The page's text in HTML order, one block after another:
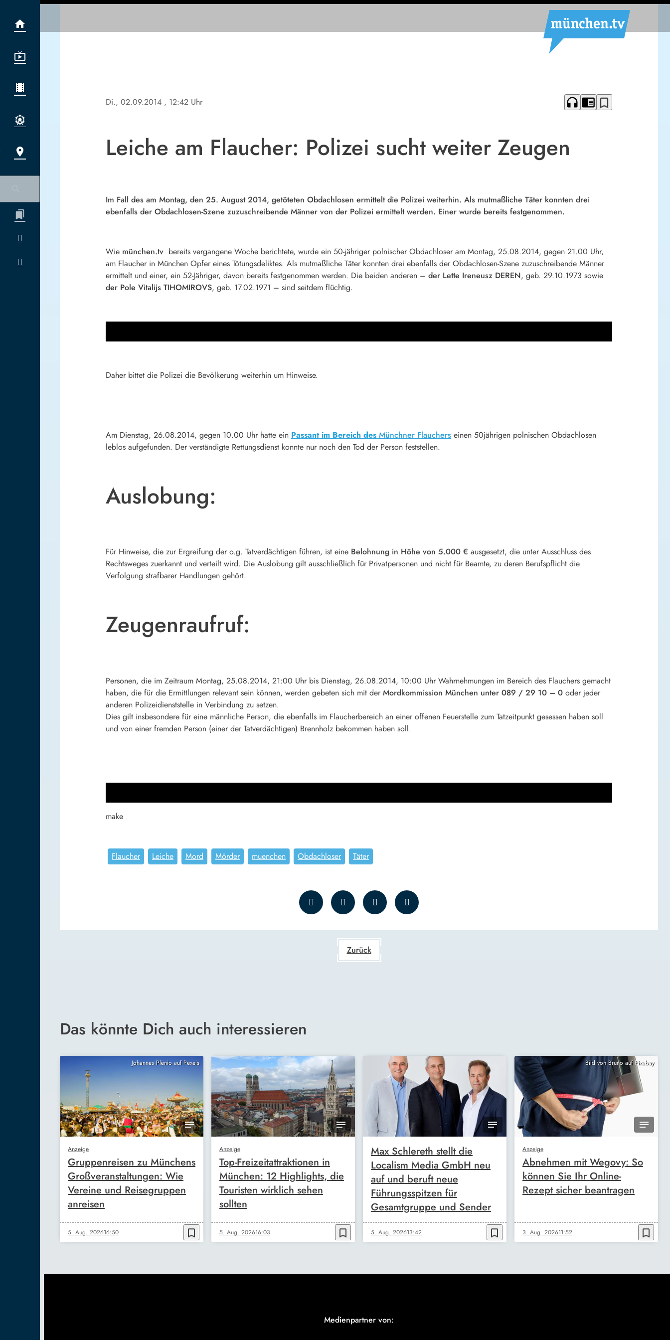
Di., 02.09.2014 , 12:42 Uhr headphones chrome_reader_mode bookmark_border
Leiche am Flaucher: Polizei sucht weiter Zeugen
Im Fall des am Montag, den 25. August 2014, getöteten Obdachlosen ermittelt die Polizei weiterhin. Als mutmaßliche Täter konnten drei
ebenfalls der Obdachlosen-Szene zuzuschreibende Männer von der Polizei ermittelt werden. Einer wurde bereits festgenommen.
Wie münchen.tv bereits vergangene Woche berichtete, wurde ein 50-jähriger polnischer Obdachloser am Montag, 25.08.2014, gegen 21.00 Uhr,
am Flaucher in München Opfer eines Tötungsdeliktes. Als mutmaßliche Täter konnten drei ebenfalls der Obdachlosen-Szene zuzuschreibende Männer
ermittelt und einer, ein 52-Jähriger, davon bereits festgenommen werden. Die beiden anderen – der Lette Ireneusz DEREN, geb. 29.10.1973 sowie
der Pole Vitalijs TIHOMIROVS, geb. 17.02.1971 – sind seitdem flüchtig.
Daher bittet die Polizei die Bevölkerung weiterhin um Hinweise.
Am Dienstag, 26.08.2014, gegen 10.00 Uhr hatte ein Passant im Bereich des Münchner Flauchers einen 50jährigen polnischen Obdachlosen
leblos aufgefunden. Der verständigte Rettungsdienst konnte nur noch den Tod der Person feststellen.
Auslobung:
Für Hinweise, die zur Ergreifung der o.g. Tatverdächtigen führen, ist eine Belohnung in Höhe von 5.000 € ausgesetzt, die unter Ausschluss des
Rechtsweges zuerkannt und verteilt wird. Die Auslobung gilt ausschließlich für Privatpersonen und nicht für Beamte, zu deren Berufspflicht die
Verfolgung strafbarer Handlungen gehört.
Zeugenraufruf:
Personen, die im Zeitraum Montag, 25.08.2014, 21:00 Uhr bis Dienstag, 26.08.2014, 10:00 Uhr Wahrnehmungen im Bereich des Flauchers gemacht
haben, die für die Ermittlungen relevant sein können, werden gebeten sich mit der Mordkommission München unter 089 / 29 10 – 0 oder jeder
anderen Polizeidienststelle in Verbindung zu setzen.
Dies gilt insbesondere für eine männliche Person, die ebenfalls im Flaucherbereich an einer offenen Feuerstelle zum Tatzeitpunkt gesessen haben soll
und von einer fremden Person (einer der Tatverdächtigen) Brennholz bekommen haben soll.
make
Flaucher Leiche Mord Mörder muenchen Obdachloser Täter
Zurück
Das könnte Dich auch interessieren
Johannes Plenio auf Pexels
Anzeige
Gruppenreisen zu Münchens
Großveranstaltungen: Wie
Vereine und Reisegruppen
anreisen
5. Aug. 202616:50 bookmark_border
Anzeige
Top-Freizeitattraktionen in
München: 12 Highlights, die
Touristen wirklich sehen
sollten
5. Aug. 202616:03 bookmark_border
Max Schlereth stellt die
Localism Media GmbH neu
auf und beruft neue
Führungsspitzen für
Gesamtgruppe und Sender
5. Aug. 202613:42 bookmark_border
Bild von Bruno auf Pixabay
Anzeige
Abnehmen mit Wegovy: So
können Sie Ihr Online-
Rezept sicher beantragen
3. Aug. 202611:52 bookmark_border
Medienpartner von: